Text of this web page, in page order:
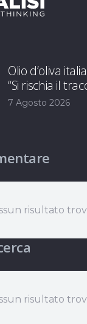
Olio d’oliva
“Si rischia il
7 Agosto 2026
risultato
risultato